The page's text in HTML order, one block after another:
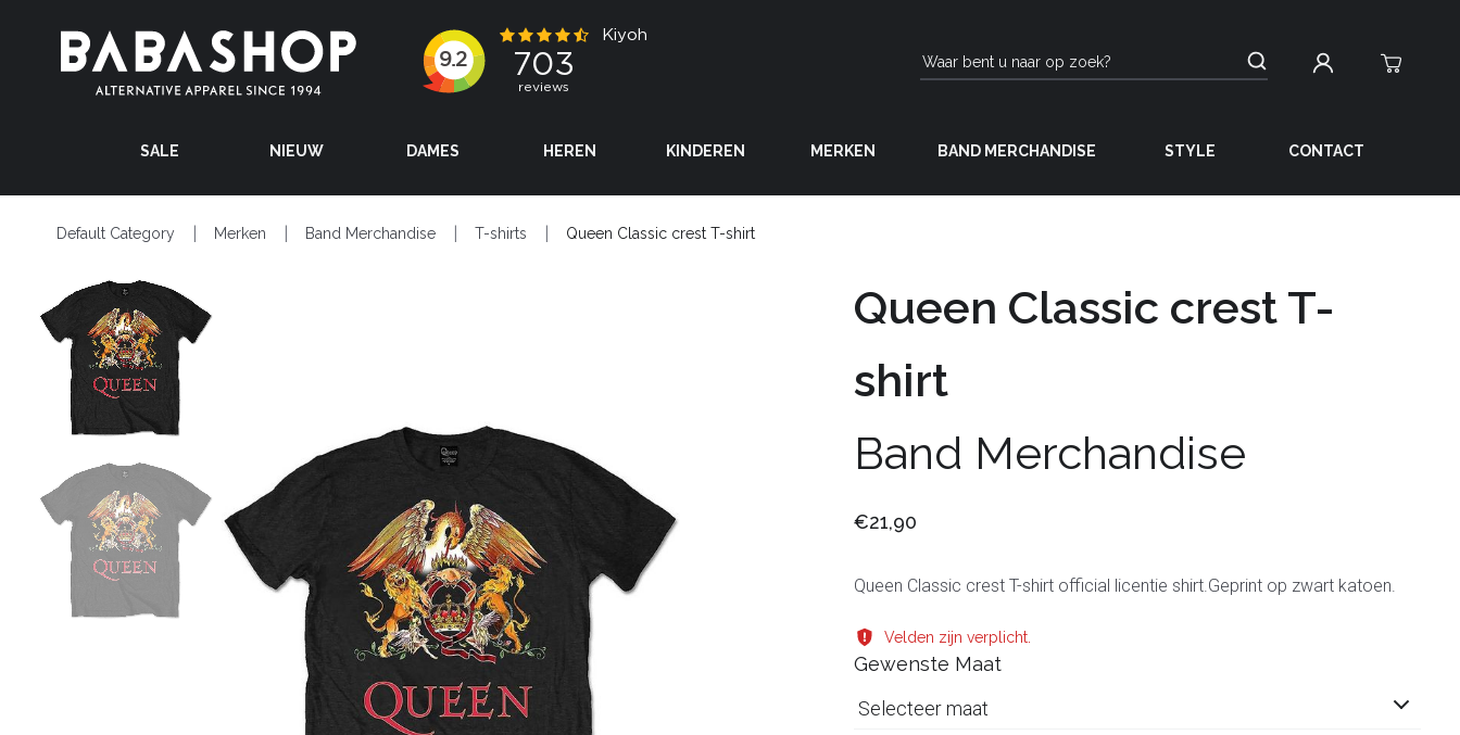
SALE NIEUW DAMES HEREN KINDEREN MERKEN BAND MERCHANDISE STYLE CONTACT
Default Category Merken Band Merchandise T-shirts Queen Classic crest T-shirt
Queen Classic crest T-
shirt
Band Merchandise
€21,90
Queen Classic crest T-shirt official licentie shirt.Geprint op zwart katoen.
Velden zijn verplicht.
Gewenste Maat
Selecteer maat